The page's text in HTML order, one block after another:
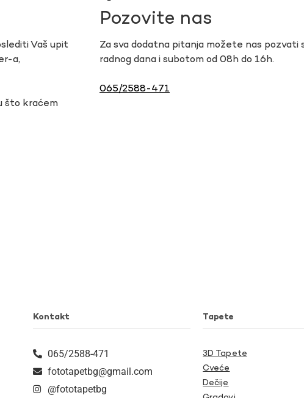
Vaš upit
a,
što kraćem
Pozovite nas
Za sva dodatna pitanja možete nas pozvati
radnog dana i subotom od 08h do 16h.
065/2588-471
Kontakt
065/2588-471
fototapetbg@gmail.com
@fototapetbg
Tapete
3D Tapete
Cveće
Dečije